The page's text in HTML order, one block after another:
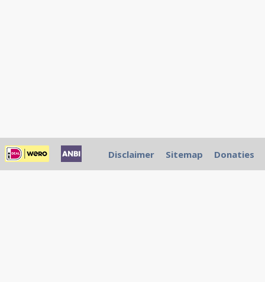
Disclaimer Sitemap Donaties